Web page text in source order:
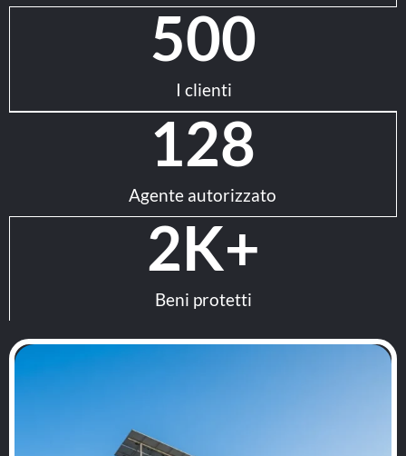
I clienti
500
Agente autorizzato
128
Beni protetti
2K+